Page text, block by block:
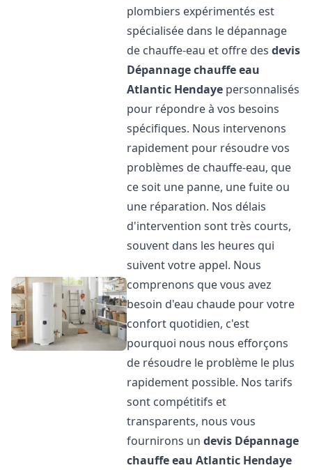
plombiers expérimentés est
spécialisée dans le dépannage
de chauffe-eau et offre desdevis
Dépannage chauffe eau
Atlantic Hendaye personnalisés
pour répondre à vos besoins
spécifiques. Nous intervenons
rapidement pour résoudre vos
problèmes de chauffe-eau, que
ce soit une panne, une fuite ou
une réparation. Nos délais
d'intervention sont très courts,
souvent dans les heures qui
suivent votre appel. Nous
comprenons que vous avez
besoin d'eau chaude pour votre
confort quotidien, c'est
pourquoi nous nous efforçons
de résoudre le problème le plus
rapidement possible. Nos tarifs
sont compétitifs et
transparents, nous vous
fournirons undevis Dépannage
chauffe eau Atlantic Hendaye